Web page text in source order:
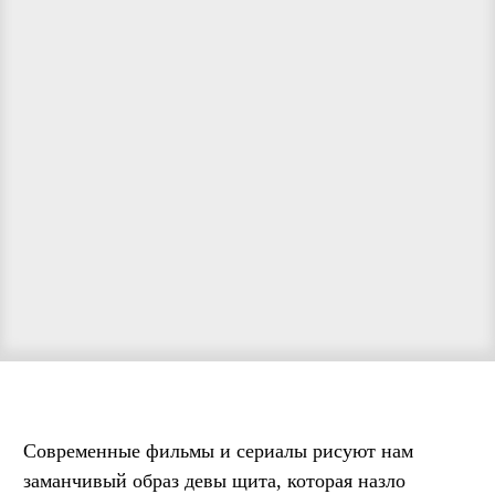
Современные фильмы и сериалы рисуют нам
заманчивый образ девы щита, которая назло